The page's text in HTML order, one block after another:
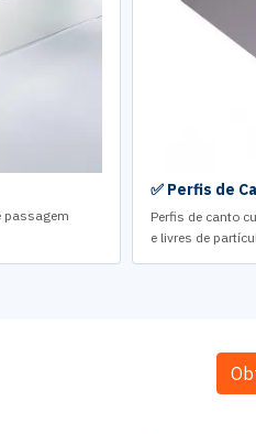
passagem
✅ Perfis de
Perfis de canto
e livres de